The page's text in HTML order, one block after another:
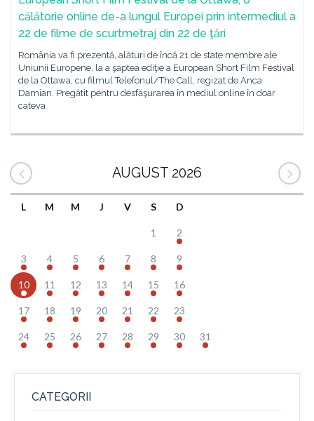
călătorie online de-a lungul Europei prin intermediul a
22 de filme de scurtmetraj din 22 de ţări
România va fi prezentă, alături de încă 21 de state membre ale
Uniunii Europene, la a şaptea ediţie a European Short Film Festival
de la Ottawa, cu filmul Telefonul/The Call, regizat de Anca
Damian. Pregătit pentru desfăşurarea în mediul online în doar
cateva
AUGUST 2026
L M M J V S D
1 2
3 4 5 6 7 8 9
10 11 12 13 14 15 16
17 18 19 20 21 22 23
24 25 26 27 28 29 30 31
CATEGORII